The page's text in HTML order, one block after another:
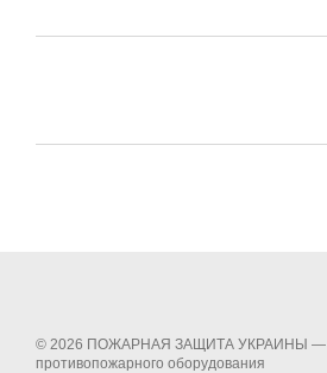
© 2026 ПОЖАРНАЯ ЗАЩИТА УКРАИНЫ —
противопожарного оборудования